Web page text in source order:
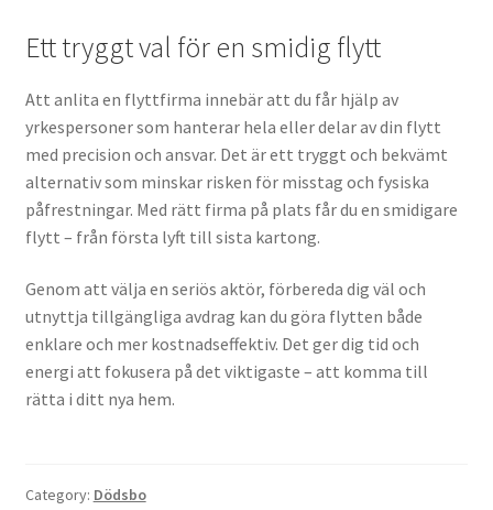
Ett tryggt val för en smidig flytt
Att anlita en flyttfirma innebär att du får hjälp av
yrkespersoner som hanterar hela eller delar av din flytt
med precision och ansvar. Det är ett tryggt och bekvämt
alternativ som minskar risken för misstag och fysiska
påfrestningar. Med rätt firma på plats får du en smidigare
flytt – från första lyft till sista kartong.
Genom att välja en seriös aktör, förbereda dig väl och
utnyttja tillgängliga avdrag kan du göra flytten både
enklare och mer kostnadseffektiv. Det ger dig tid och
energi att fokusera på det viktigaste – att komma till
rätta i ditt nya hem.
Category: Dödsbo